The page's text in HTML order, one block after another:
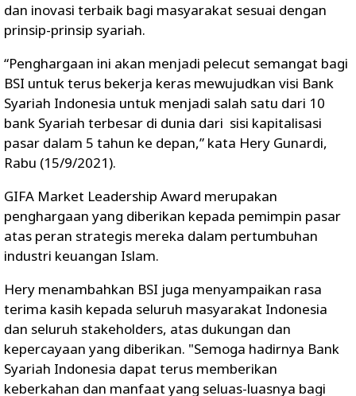
dan inovasi terbaik bagi masyarakat sesuai dengan
prinsip-prinsip syariah.
“Penghargaan ini akan menjadi pelecut semangat bagi
BSI untuk terus bekerja keras mewujudkan visi Bank
Syariah Indonesia untuk menjadi salah satu dari 10
bank Syariah terbesar di dunia dari sisi kapitalisasi
pasar dalam 5 tahun ke depan,” kata Hery Gunardi,
Rabu (15/9/2021).
GIFA Market Leadership Award merupakan
penghargaan yang diberikan kepada pemimpin pasar
atas peran strategis mereka dalam pertumbuhan
industri keuangan Islam.
Hery menambahkan BSI juga menyampaikan rasa
terima kasih kepada seluruh masyarakat Indonesia
dan seluruh stakeholders, atas dukungan dan
kepercayaan yang diberikan. "Semoga hadirnya Bank
Syariah Indonesia dapat terus memberikan
keberkahan dan manfaat yang seluas-luasnya bagi